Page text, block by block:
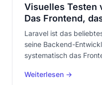
Visuelles Testen
Das Frontend,
vergessen zu
Laravel ist das
seine Backend-
systematisch das
diese klaffende Lücke
Weiterlesen →